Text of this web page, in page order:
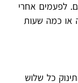
לפעמים אחרי
כמה שעות
כל שלוש